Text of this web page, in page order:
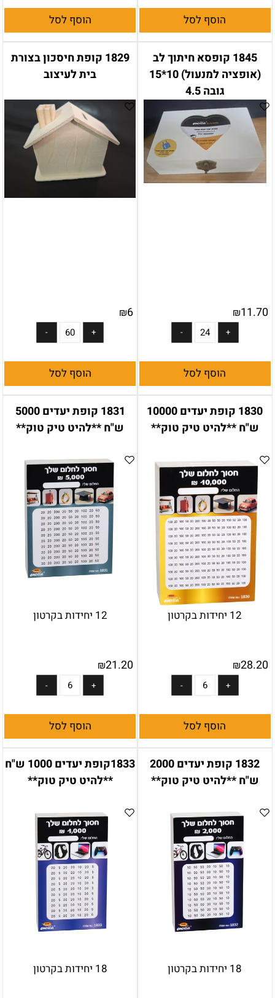
הוסף לסל הוסף לסל
1845 קופסא חיתוך לב
(אופציה למנעול) 10*15
גובה 4.5
₪11.70
הוסף לסל
1829 קופת חיסכון בצורת
בית לעיצוב
₪6
הוסף לסל
1830 קופת יעדים 10000
ש"ח **להיט טיק טוק**
12 יחידות בקרטון
₪28.20
הוסף לסל
1831 קופת יעדים 5000
ש"ח **להיט טיק טוק**
12 יחידות בקרטון
₪21.20
הוסף לסל
1832 קופת יעדים 2000
ש"ח **להיט טיק טוק**
18 יחידות בקרטון
1833קופת יעדים 1000 ש"ח
**להיט טיק טוק**
18 יחידות בקרטון